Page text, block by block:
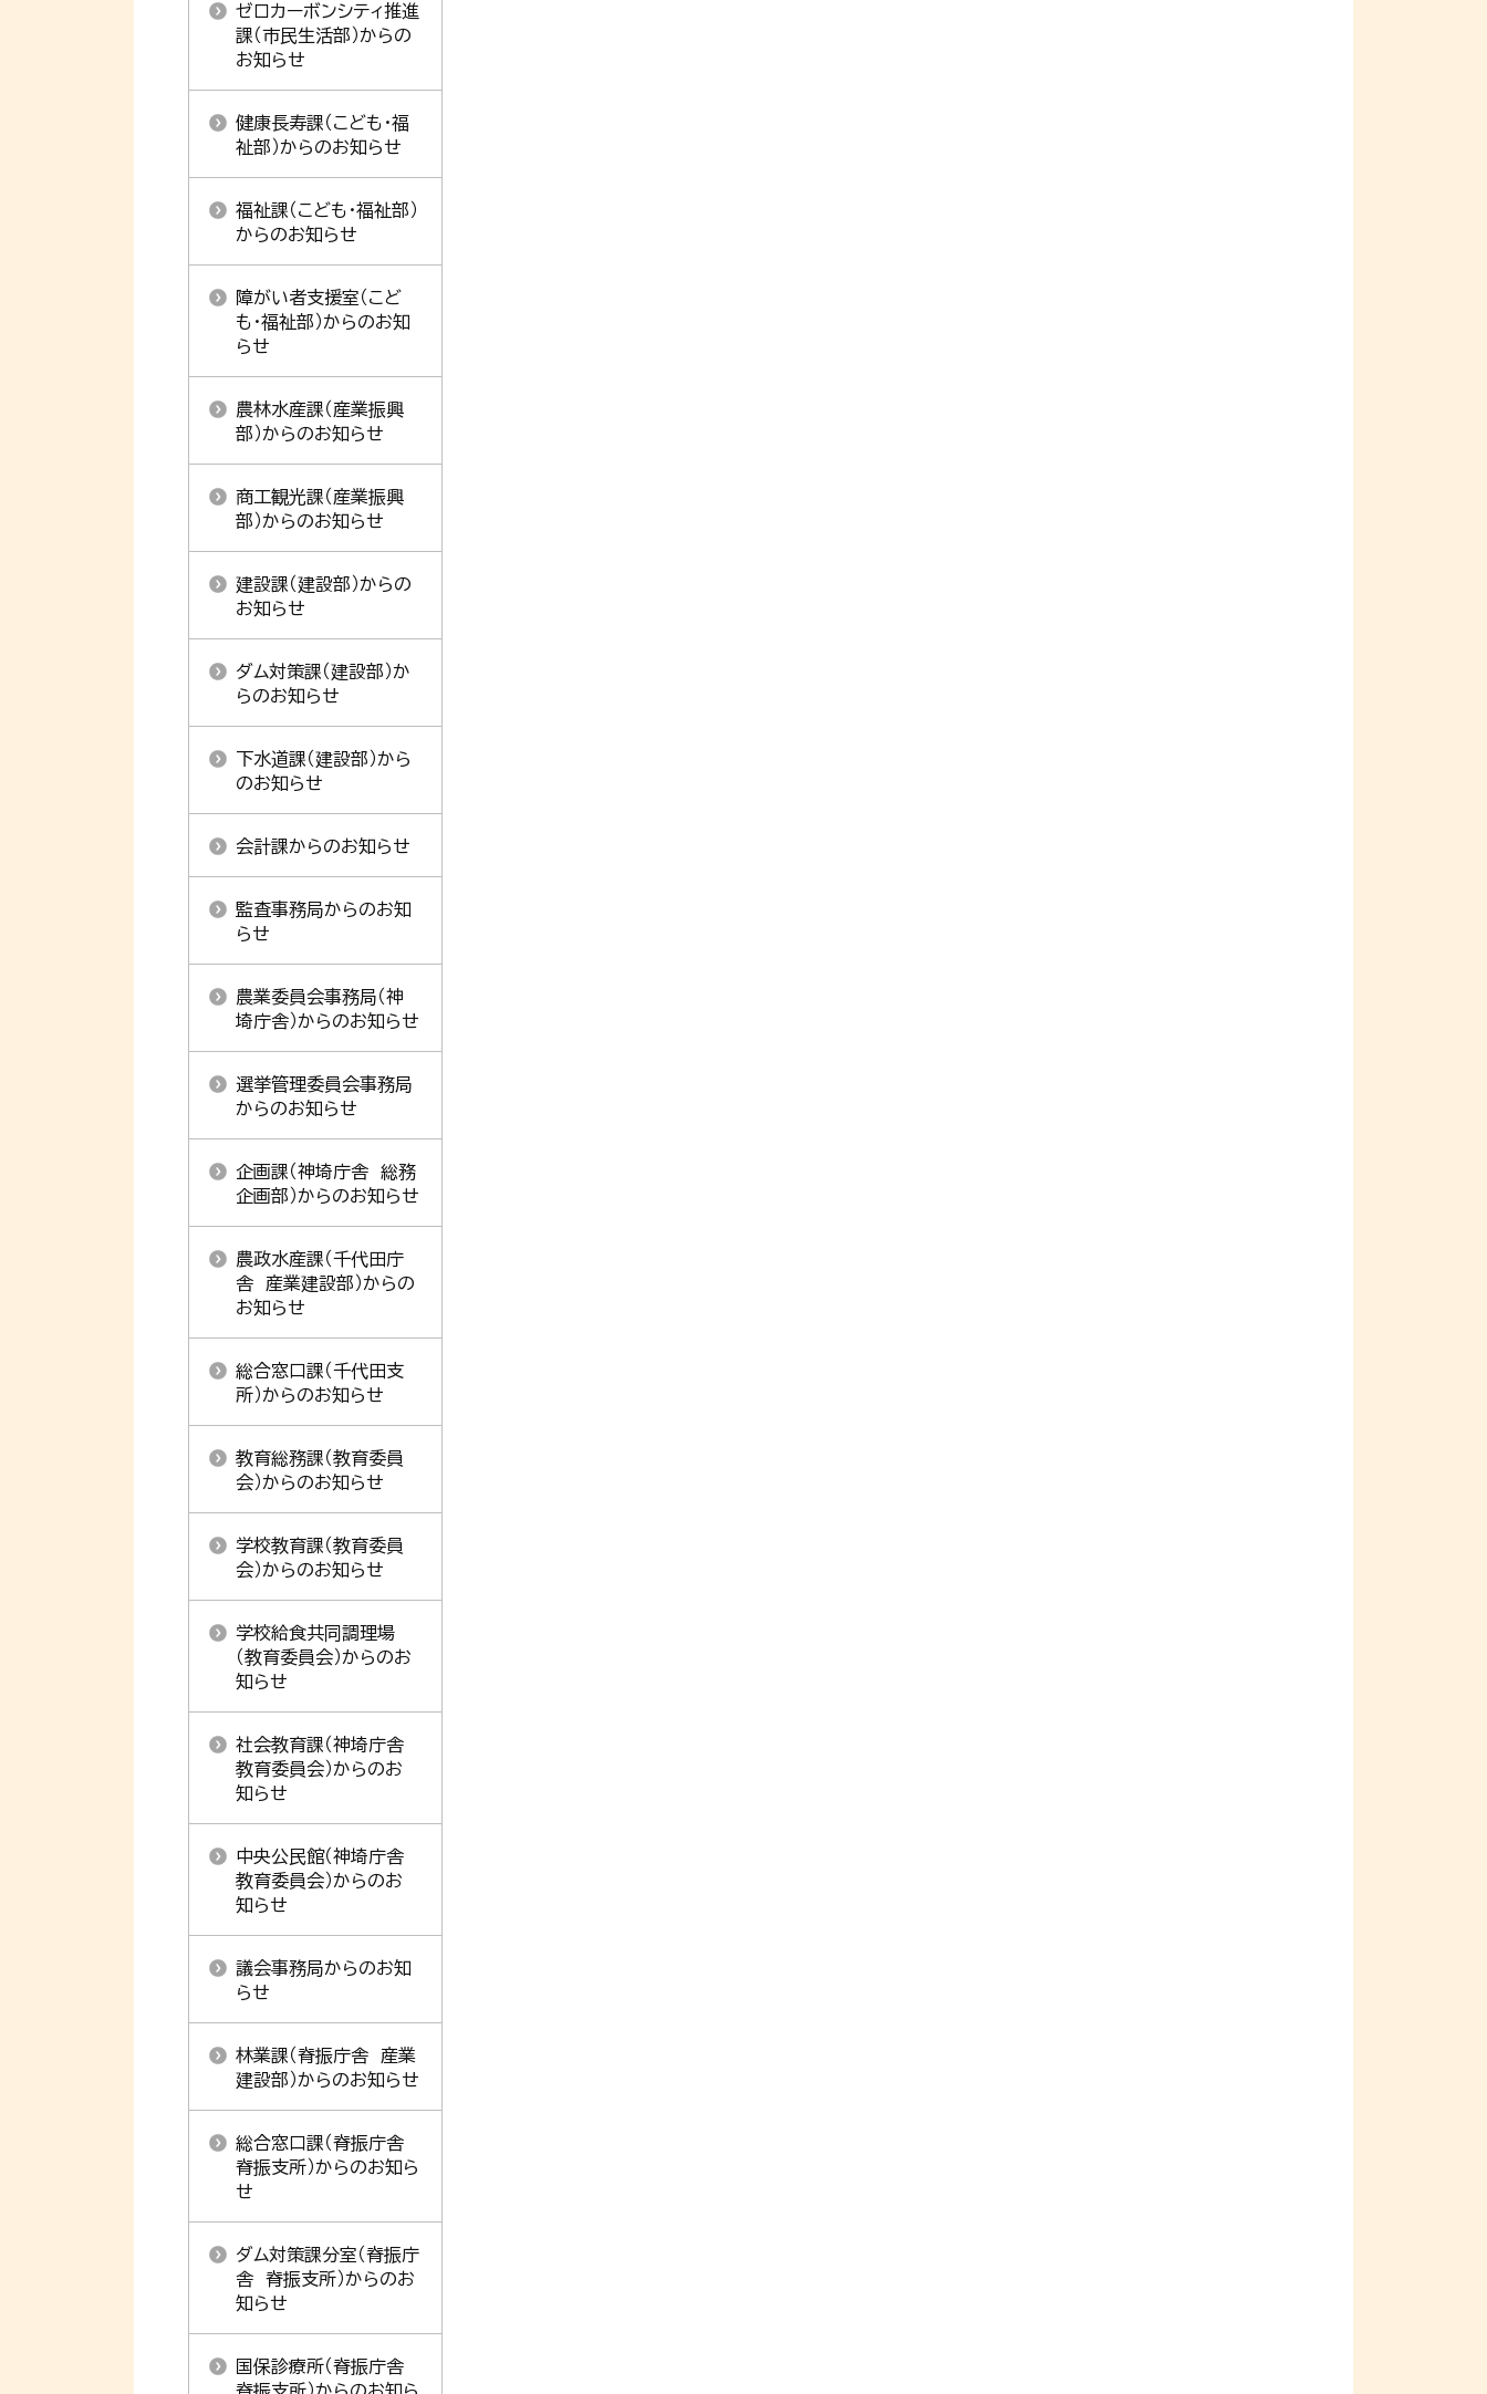
ゼロカーボンシティ推進
課（市民生活部）からの
お知らせ
健康長寿課（こども・福
祉部）からのお知らせ
福祉課（こども・福祉部）
からのお知らせ
障がい者支援室（こど
も・福祉部）からのお知
らせ
農林水産課（産業振興
部）からのお知らせ
商工観光課（産業振興
部）からのお知らせ
建設課（建設部）からの
お知らせ
ダム対策課（建設部）か
らのお知らせ
下水道課（建設部）から
のお知らせ
会計課からのお知らせ
監査事務局からのお知
らせ
農業委員会事務局（神
埼庁舎）からのお知らせ
選挙管理委員会事務局
からのお知らせ
企画課（神埼庁舎 総務
企画部）からのお知らせ
農政水産課（千代田庁
舎 産業建設部）からの
お知らせ
総合窓口課（千代田支
所）からのお知らせ
教育総務課（教育委員
会）からのお知らせ
学校教育課（教育委員
会）からのお知らせ
学校給食共同調理場
（教育委員会）からのお
知らせ
社会教育課（神埼庁舎
教育委員会）からのお
知らせ
中央公民館（神埼庁舎
教育委員会）からのお
知らせ
議会事務局からのお知
らせ
林業課（脊振庁舎 産業
建設部）からのお知らせ
総合窓口課（脊振庁舎
脊振支所）からのお知ら
せ
ダム対策課分室（脊振庁
舎 脊振支所）からのお
知らせ
国保診療所（脊振庁舎
脊振支所）からのお知ら